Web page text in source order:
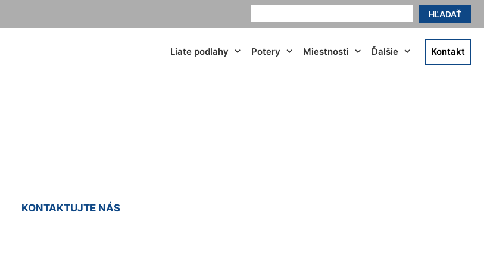
HĽADAŤ
Liate podlahy Potery Miestnosti Ďalšie Kontakt
KONTAKTUJTE NÁS